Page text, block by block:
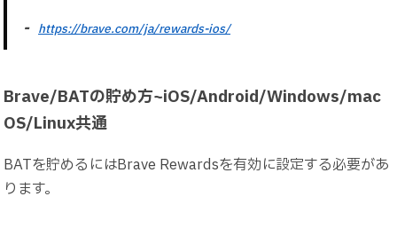
https://brave.com/ja/rewards-ios/
Brave/BATの貯め方~iOS/Android/Windows/mac
OS/Linux共通
BATを貯めるにはBrave Rewardsを有効に設定する必要があ
ります。